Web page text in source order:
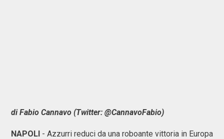
di Fabio Cannavo (Twitter: @CannavoFabio)
NAPOLI - Azzurri reduci da una roboante vittoria in Europa